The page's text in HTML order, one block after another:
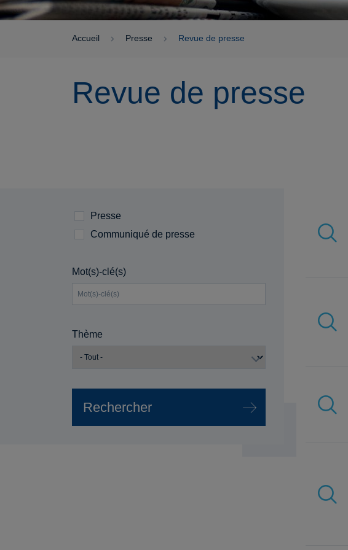
Accueil Presse Revue de presse
Revue de presse
Presse
Communiqué de presse
Mot(s)-clé(s)
Thème